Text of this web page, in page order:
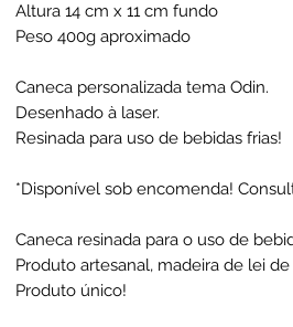
Altura 14 cm x 11 cm fundo
Peso 400g aproximado
Caneca personalizada tema Odin.
Desenhado à laser.
Resinada para uso de bebidas frias!
*Disponível sob encomenda!
Caneca resinada para o uso de
Produto artesanal, madeira de lei
Produto único!